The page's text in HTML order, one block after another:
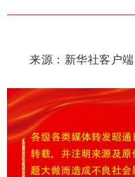
来源：新华社客户端